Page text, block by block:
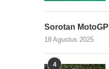
Sorotan
18 Agustus 2025
4